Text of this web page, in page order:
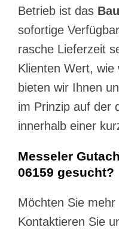
Betrieb ist das
sofortige
rasche Lieferzeit
Klienten Wert, wie
bieten wir Ihnen
im Prinzip auf der
innerhalb einer
Messeler
06159 gesucht?
Möchten Sie
Kontaktieren Sie